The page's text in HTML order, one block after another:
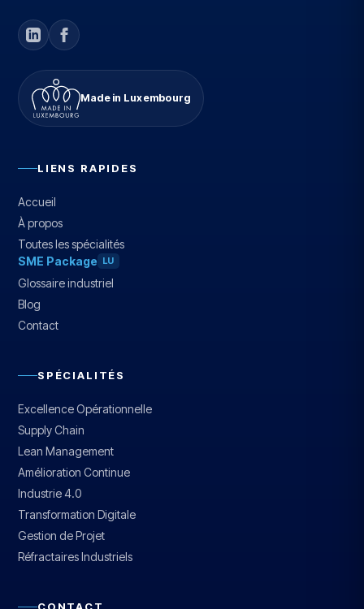
Made in Luxembourg
LIENS RAPIDES
Accueil
À propos
Toutes les spécialités
SME Package LU
Glossaire industriel
Blog
Contact
SPÉCIALITÉS
Excellence Opérationnelle
Supply Chain
Lean Management
Amélioration Continue
Industrie 4.0
Transformation Digitale
Gestion de Projet
Réfractaires Industriels
CONTACT